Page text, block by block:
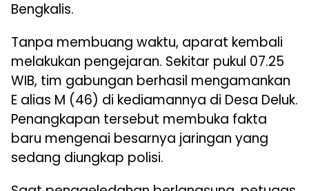
Bengkalis.
Tanpa membuang waktu, aparat kembali
melakukan pengejaran. Sekitar pukul 07.25
WIB, tim gabungan berhasil mengamankan
E alias M (46) di kediamannya di Desa Deluk.
Penangkapan tersebut membuka fakta
baru mengenai besarnya jaringan yang
sedang diungkap polisi.